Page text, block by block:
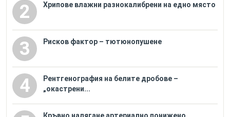
2 Хрипове влажни разнокалибрени на едно място
3 Рисков фактор – тютюнопушене
4
Рентгенография на белите дробове –
„окастрени...